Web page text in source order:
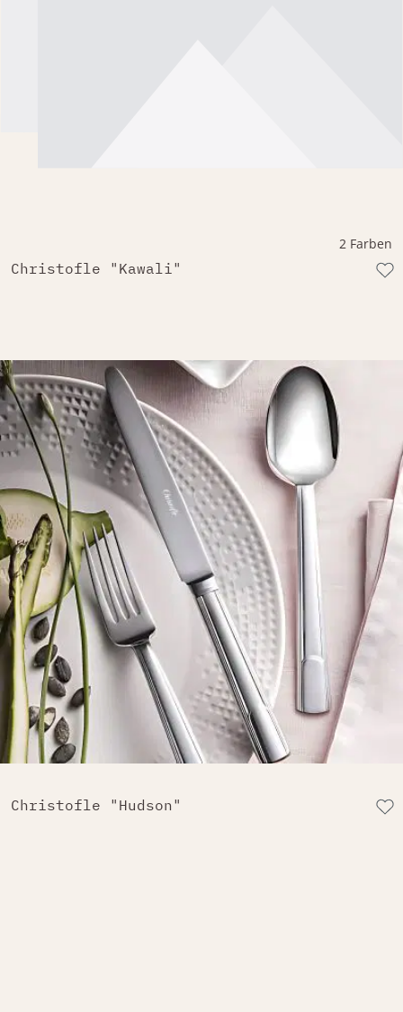
2 Farben
Christofle "Kawali"
Christofle "Hudson"